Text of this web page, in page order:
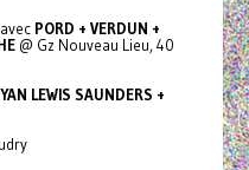
PORD + VERDUN +
@ Gz Nouveau Lieu, 40
LEWIS SAUNDERS +